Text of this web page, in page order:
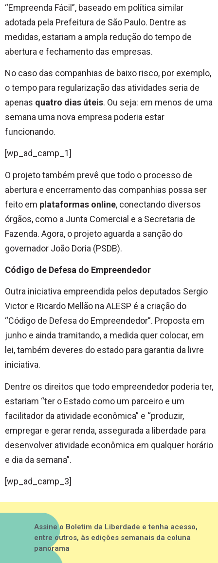
“Empreenda Fácil”, baseado em política similar
adotada pela Prefeitura de São Paulo. Dentre as
medidas, estariam a ampla redução do tempo de
abertura e fechamento das empresas.
No caso das companhias de baixo risco, por exemplo,
o tempo para regularização das atividades seria de
apenas quatro dias úteis. Ou seja: em menos de uma
semana uma nova empresa poderia estar
funcionando.
[wp_ad_camp_1]
O projeto também prevê que todo o processo de
abertura e encerramento das companhias possa ser
feito em plataformas online, conectando diversos
órgãos, como a Junta Comercial e a Secretaria de
Fazenda. Agora, o projeto aguarda a sanção do
governador João Doria (PSDB).
Código de Defesa do Empreendedor
Outra iniciativa empreendida pelos deputados Sergio
Victor e Ricardo Mellão na ALESP é a criação do
“Código de Defesa do Empreendedor”. Proposta em
junho e ainda tramitando, a medida quer colocar, em
lei, também deveres do estado para garantia da livre
iniciativa.
Dentre os direitos que todo empreendedor poderia ter,
estariam “ter o Estado como um parceiro e um
facilitador da atividade econômica” e “produzir,
empregar e gerar renda, assegurada a liberdade para
desenvolver atividade econômica em qualquer horário
e dia da semana”.
[wp_ad_camp_3]
Assine o Boletim da Liberdade e tenha acesso,
entre outros, às edições semanais da coluna
panorama